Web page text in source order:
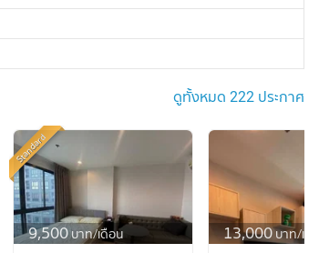
ดูทั้งหมด 222 ประกาศ
Standard
9,500บาท/เดือน 13,000บาท/เดือน